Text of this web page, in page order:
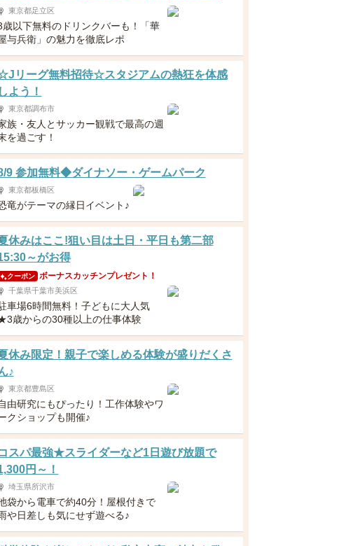
東京都足立区
歳以下無料のドリンクバーも！「華
与兵衛」の魅力を徹底レポ
リーグ無料招待☆スタジアムの熱狂を体感
しよう！
東京都調布市
族・友人とサッカー観戦で最高の週
を過ごす！
9 参加無料◆ダイナソー・ゲームパーク
東京都板橋区
竜がテーマの縁日イベント♪
休みはここ!狙い目は土日・平日も第二部
～がお得
クーポン ボーナスカッチンプレゼント！
千葉県千葉市美浜区
車場6時間無料！子どもに大人気
歳からの30種以上の仕事体験
休み限定！親子で楽しめる体験が盛りだくさ
♪
東京都豊島区
由研究にもぴったり！工作体験やワ
クショップも開催♪
スパ最強★スライダーなど1日遊び放題で
円～！
埼玉県所沢市
袋から電車で約40分！屋根付きで
や日差しも気にせず遊べる♪